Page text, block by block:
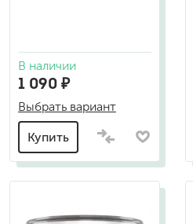
В наличии
1 090 ₽
Выбрать вариант
Купить